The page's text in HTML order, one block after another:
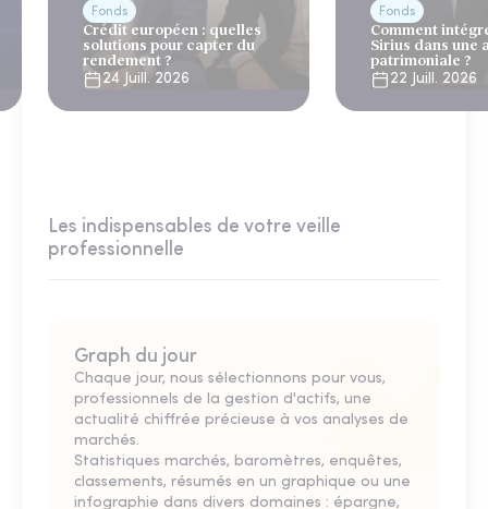
Fonds
Crédit européen : quelles
solutions pour capter du
rendement ?
24 Juill. 2026
Fonds
Comment
Sirius dans une
patrimoniale ?
22 Juill. 2026
Les indispensables de votre veille
professionnelle
Graph du jour
Chaque jour, nous sélectionnons pour vous,
professionnels de la gestion d'actifs, une
actualité chiffrée précieuse à vos analyses de
marchés.
Statistiques marchés, baromètres, enquêtes,
classements, résumés en un graphique ou une
infographie dans divers domaines : épargne,